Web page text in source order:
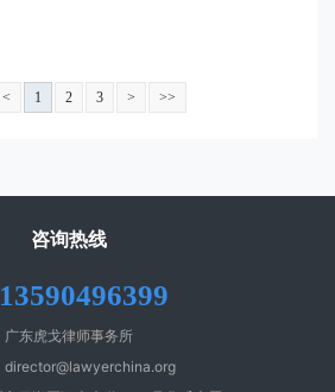
< 1 2 3 > >>
咨询热线
13590496399
广东虎戈律师事务所
director@lawyerchina.org